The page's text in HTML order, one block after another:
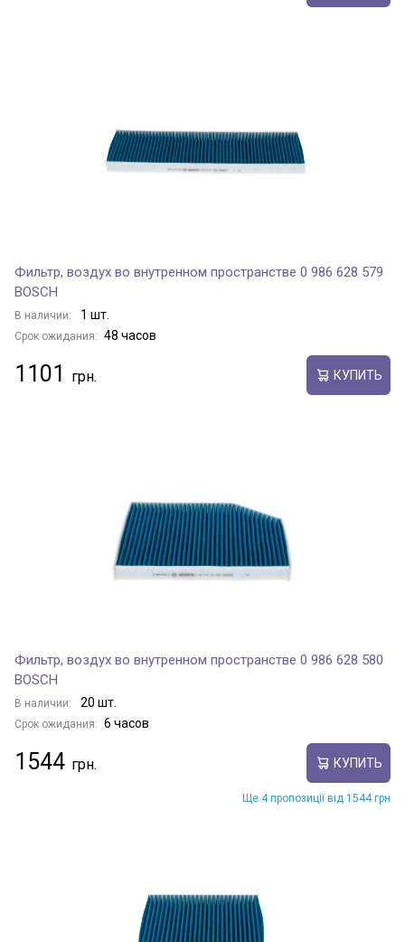
Фильтр, воздух во внутренном пространстве 0 986 628 579
BOSCH
В наличии: 1 шт.
Срок ожидания: 48 часов
1101 КУПИТЬ
Фильтр, воздух во внутренном пространстве 0 986 628 580
BOSCH
В наличии: 20 шт.
Срок ожидания: 6 часов
1544 КУПИТЬ
Ще 4 пропозиції від 1544 грн